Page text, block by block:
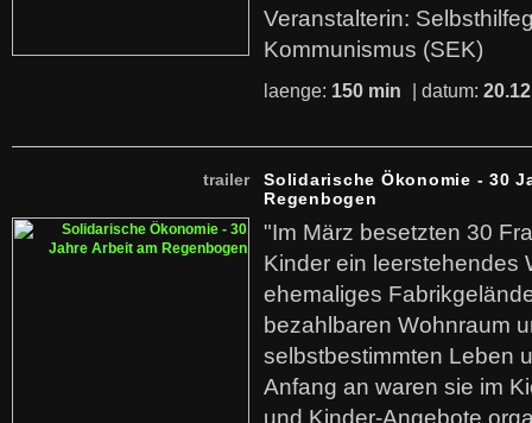
Veranstalterin:
Kommunismus (SEK)
laenge: 150 min | datum:
trailer
Solidarische Ökonomie - 30
Regenbogen
"Im März besetzten 30
Kinder ein leerstehendes
ehemaliges
bezahlbaren Wohnraum
selbstbestimmten Leben
Anfang an waren sie im
und Kinder-Angebote